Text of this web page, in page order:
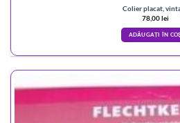
Colier placat,
78,00lei
ADĂUGAȚI ÎN